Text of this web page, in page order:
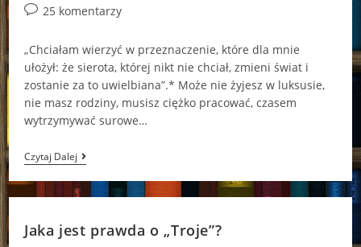
author: published:
Post25 komentarzy
„Chciałam wierzyć w przeznaczenie, które dla mnie
ułożył: że sierota, której nikt nie chciał, zmieni świat i
zostanie za to uwielbiana”.* Może nie żyjesz w luksusie,
nie masz rodziny, musisz ciężko pracować, czasem
wytrzymywać surowe…
Czytaj DalejCzy
Jestem
Griszą?
Jaka jest prawda o „Troje”?